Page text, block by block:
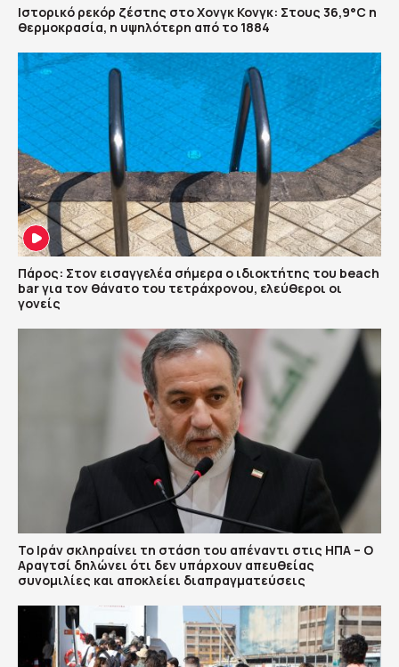
Ιστορικό ρεκόρ ζέστης στο Χονγκ Κονγκ: Στους 36,9°C η
θερμοκρασία, η υψηλότερη από το 1884
Πάρος: Στον εισαγγελέα σήμερα ο ιδιοκτήτης του beach
bar για τον θάνατο του τετράχρονου, ελεύθεροι οι
γονείς
Το Ιράν σκληραίνει τη στάση του απέναντι στις ΗΠΑ – Ο
Αραγτσί δηλώνει ότι δεν υπάρχουν απευθείας
συνομιλίες και αποκλείει διαπραγματεύσεις